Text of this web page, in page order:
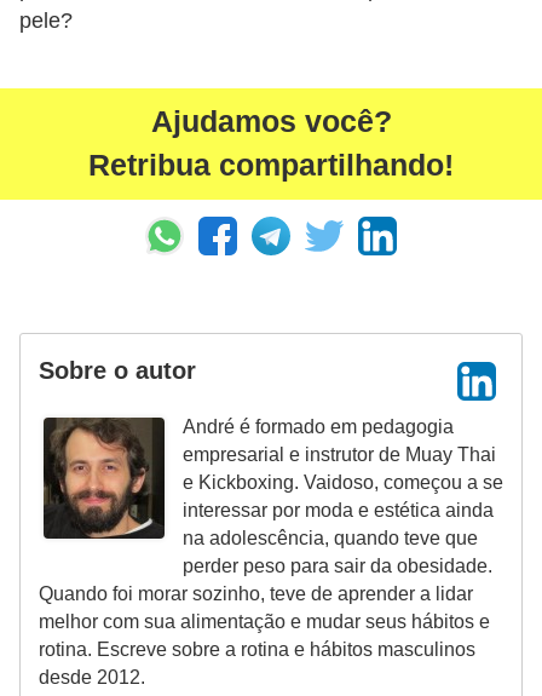
pele?
Ajudamos você?
Retribua compartilhando!
Sobre o autor
André é formado em pedagogia
empresarial e instrutor de Muay Thai
e Kickboxing. Vaidoso, começou a se
interessar por moda e estética ainda
na adolescência, quando teve que
perder peso para sair da obesidade.
Quando foi morar sozinho, teve de aprender a lidar
melhor com sua alimentação e mudar seus hábitos e
rotina. Escreve sobre a rotina e hábitos masculinos
desde 2012.
u
a
a
s
ó
r
i
o
a
ú
d